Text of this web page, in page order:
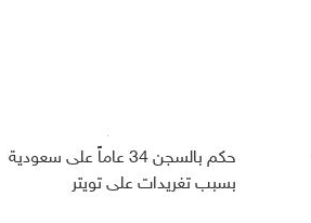
حكم بالسجن 34 عاماً على سعودية
بسبب تغريدات على تويتر